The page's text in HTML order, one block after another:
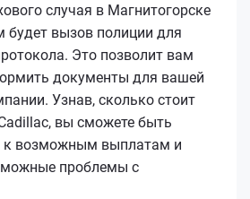
случая в Магнитогорске
вызов полиции для
Это позволит вам
документы для вашей
Узнав, сколько стоит
вы сможете быть
к возможным выплатам и
проблемы с